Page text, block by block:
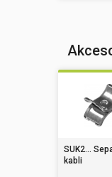
SUK2...
kabli